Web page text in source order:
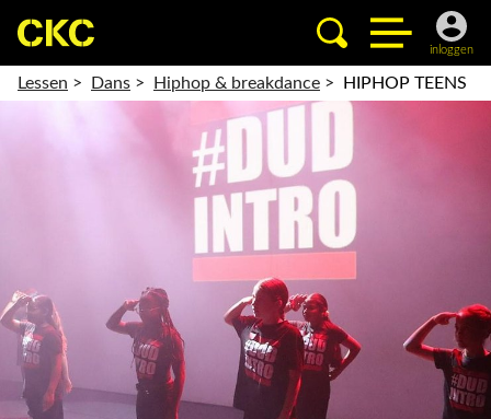
inloggen
Lessen > Dans > Hiphop & breakdance > HIPHOP TEENS